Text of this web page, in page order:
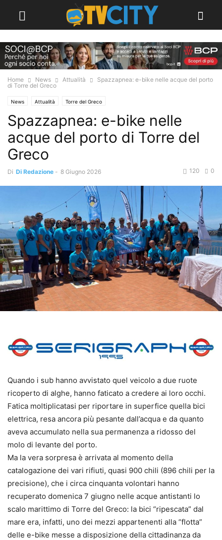
Home News Attualità
Spazzapnea: e-bike nelle acque del porto
di Torre del Greco
News Attualità Torre del Greco
Spazzapnea: e-bike nelle
acque del porto di Torre del
Greco
Di Di Redazione - 8 Giugno 2026 0
120
Quando i sub hanno avvistato quel veicolo a due ruote
ricoperto di alghe, hanno faticato a credere ai loro occhi.
Fatica moltiplicatasi per riportare in superfice quella bici
elettrica, resa ancora più pesante dall’acqua e da quanto
aveva accumulato nella sua permanenza a ridosso del
molo di levante del porto.
Ma la vera sorpresa è arrivata al momento della
catalogazione dei vari rifiuti, quasi 900 chili (896 chili per la
precisione), che i circa cinquanta volontari hanno
recuperato domenica 7 giugno nelle acque antistanti lo
scalo marittimo di Torre del Greco: la bici “ripescata” dal
mare era, infatti, uno dei mezzi appartenenti alla “flotta”
delle e-bike messe a disposizione della cittadinanza da